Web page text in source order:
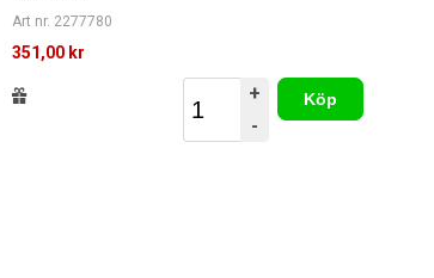
Art nr. 2277780
351,00 kr
+
-
Köp